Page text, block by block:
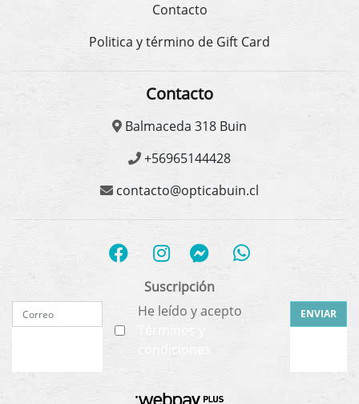
Contacto
Politica y término de Gift Card
Contacto
Balmaceda 318 Buin
+56965144428
contacto@opticabuin.cl
Suscripción
He leído y acepto
condiciones
ENVIAR